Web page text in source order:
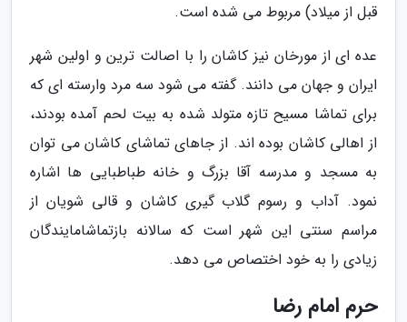
قبل از میلاد) مربوط می شده است.
عده ای از مورخان نیز کاشان را با اصالت ترین و اولین شهر
ایران و جهان می دانند. گفته می شود سه مرد وارسته ای که
برای تماشا مسیح تازه متولد شده به بیت لحم آمده بودند،
از اهالی کاشان بوده اند. از جاهای تماشای کاشان می توان
به مسجد و مدرسه آقا بزرگ و خانه طباطبایی ها اشاره
نمود. آداب و رسوم گلاب گیری کاشان و قالی شویان از
مراسم سنتی این شهر است که سالانه بازتماشامایندگان
زیادی را به خود اختصاص می دهد.
حرم امام رضا